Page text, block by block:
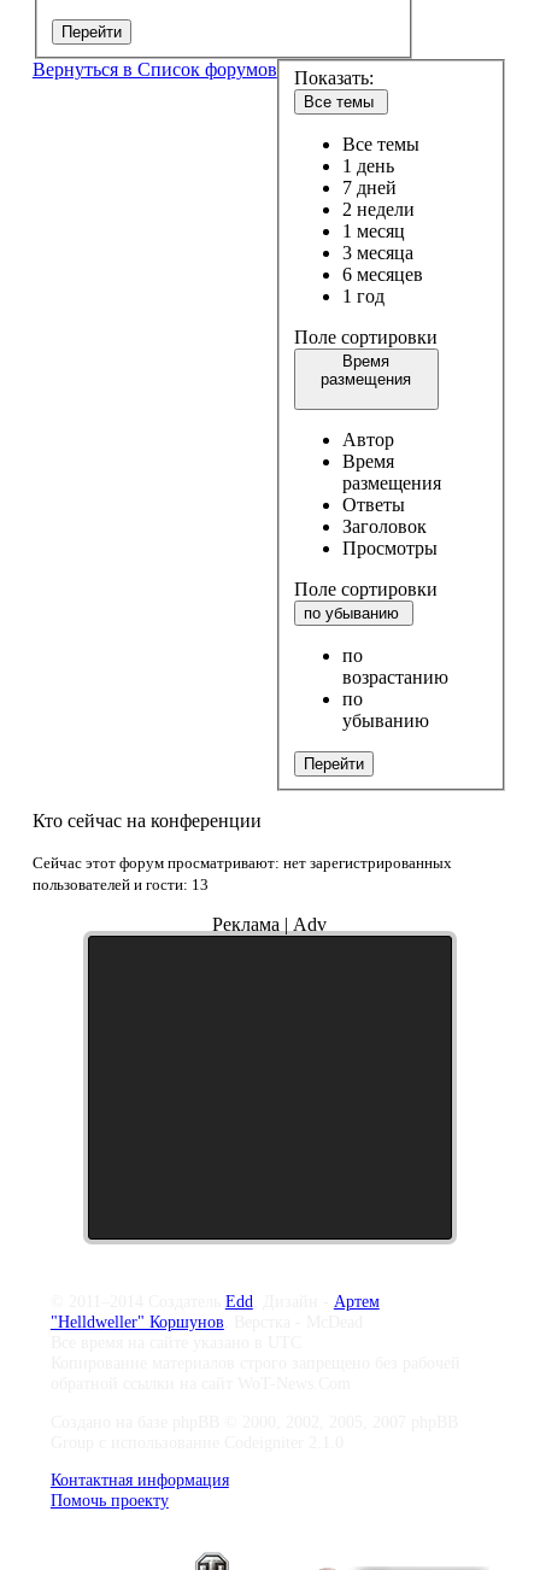
Перейти
Вернуться в Список форумов Показать:
Все темы
Все темы
1 день
7 дней
2 недели
1 месяц
3 месяца
6 месяцев
1 год
Поле сортировки
Время
размещения
Автор
Время
размещения
Ответы
Заголовок
Просмотры
Поле сортировки
по убыванию
по
возрастанию
по
убыванию
Перейти
Кто сейчас на конференции
Сейчас этот форум просматривают: нет зарегистрированных
пользователей и гости: 13
Реклама | Adv
Edd, Дизайн - Артем
"Helldweller" Коршунов
Контактная информация
Помочь проекту